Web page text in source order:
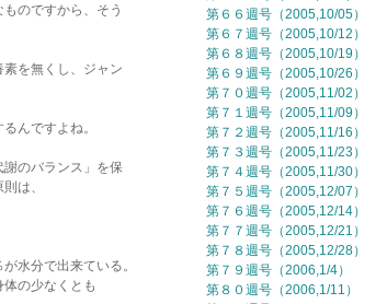
のですから、そう
を無くし、ジャン
んですよね。
のバランス」を保
は、
水分で出来ている。
の少なくとも
第６６週号（2005,10/05）
第６７週号（2005,10/12）
第６８週号（2005,10/19）
第６９週号（2005,10/26）
第７０週号（2005,11/02）
第７１週号（2005,11/09）
第７２週号（2005,11/16）
第７３週号（2005,11/23）
第７４週号（2005,11/30）
第７５週号（2005,12/07）
第７６週号（2005,12/14）
第７７週号（2005,12/21）
第７８週号（2005,12/28）
第７９週号（2006,1/4）
第８０週号（2006,1/11）